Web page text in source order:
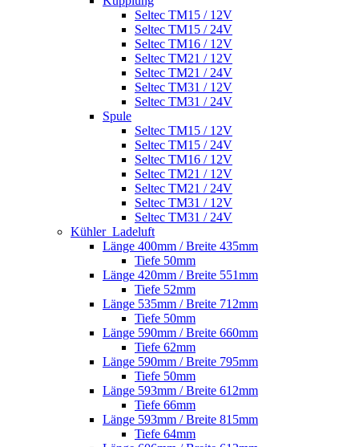
Seltec TM15 / 12V
Seltec TM15 / 24V
Seltec TM16 / 12V
Seltec TM21 / 12V
Seltec TM21 / 24V
Seltec TM31 / 12V
Seltec TM31 / 24V
Spule
Seltec TM15 / 12V
Seltec TM15 / 24V
Seltec TM16 / 12V
Seltec TM21 / 12V
Seltec TM21 / 24V
Seltec TM31 / 12V
Seltec TM31 / 24V
Kühler_Ladeluft
Länge 400mm / Breite 435mm
Tiefe 50mm
Länge 420mm / Breite 551mm
Tiefe 52mm
Länge 535mm / Breite 712mm
Tiefe 50mm
Länge 590mm / Breite 660mm
Tiefe 62mm
Länge 590mm / Breite 795mm
Tiefe 50mm
Länge 593mm / Breite 612mm
Tiefe 66mm
Länge 593mm / Breite 815mm
Tiefe 64mm